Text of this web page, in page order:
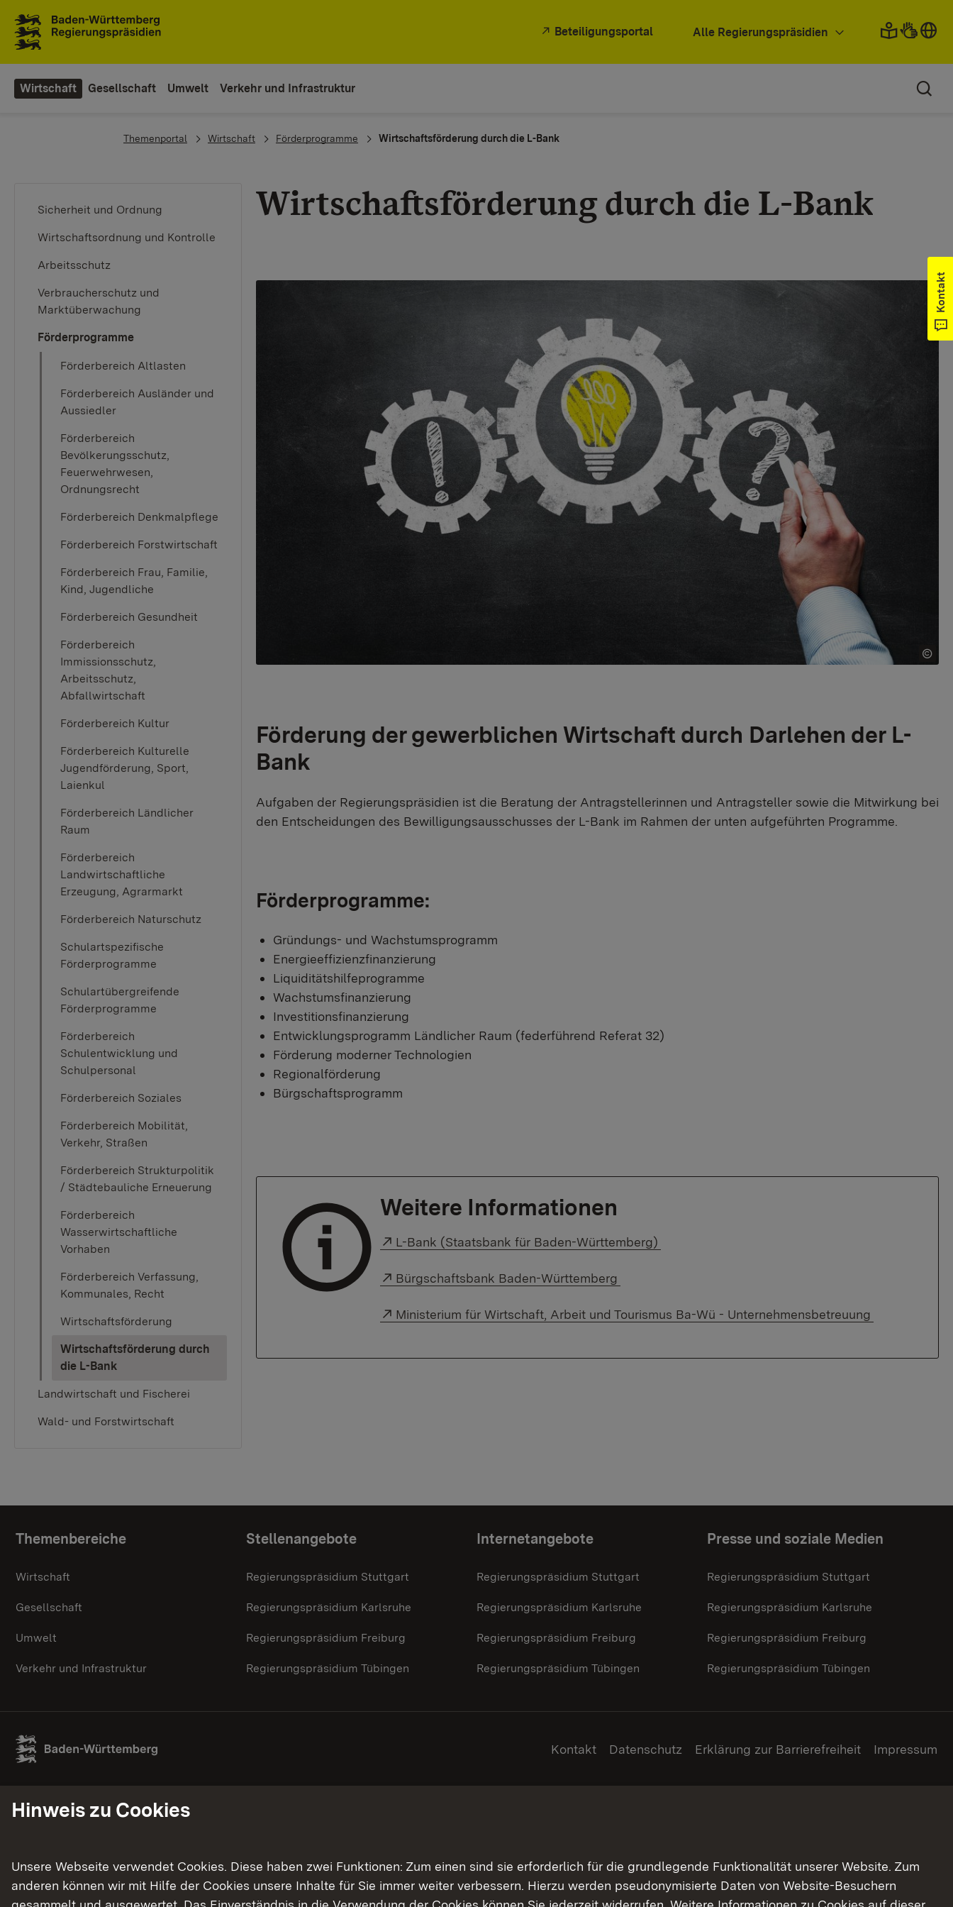
Beteiligungsportal Alle Regierungspräsidien
Wirtschaft Gesellschaft Umwelt Verkehr und Infrastruktur
You are here:
Themenportal Wirtschaft Förderprogramme Wirtschaftsförderung durch die L-Bank
Sicherheit und Ordnung
Wirtschaftsordnung und Kontrolle
Arbeitsschutz
Verbraucherschutz und
Marktüberwachung
Förderprogramme
Förderbereich Altlasten
Förderbereich Ausländer und
Aussiedler
Förderbereich
Bevölkerungsschutz,
Feuerwehrwesen,
Ordnungsrecht
Förderbereich Denkmalpflege
Förderbereich Forstwirtschaft
Förderbereich Frau, Familie,
Kind, Jugendliche
Förderbereich Gesundheit
Förderbereich
Immissionsschutz,
Arbeitsschutz,
Abfallwirtschaft
Förderbereich Kultur
Förderbereich Kulturelle
Jugendförderung, Sport,
Laienkul
Förderbereich Ländlicher
Raum
Förderbereich
Landwirtschaftliche
Erzeugung, Agrarmarkt
Förderbereich Naturschutz
Schulartspezifische
Förderprogramme
Schulartübergreifende
Förderprogramme
Förderbereich
Schulentwicklung und
Schulpersonal
Förderbereich Soziales
Förderbereich Mobilität,
Verkehr, Straßen
Förderbereich Strukturpolitik
/ Städtebauliche Erneuerung
Förderbereich
Wasserwirtschaftliche
Vorhaben
Förderbereich Verfassung,
Kommunales, Recht
Wirtschaftsförderung
Wirtschaftsförderung durch
die L-Bank(current)
Landwirtschaft und Fischerei
Wald- und Forstwirtschaft
Wirtschaftsförderung durch die L-Bank
Förderung der gewerblichen Wirtschaft durch Darlehen der L-
Bank
Aufgaben der Regierungspräsidien ist die Beratung der Antragstellerinnen und Antragsteller sowie die Mitwirkung bei
den Entscheidungen des Bewilligungsausschusses der L-Bank im Rahmen der unten aufgeführten Programme.
Förderprogramme:
Gründungs- und Wachstumsprogramm
Energieeffizienzfinanzierung
Liquiditätshilfeprogramme
Wachstumsfinanzierung
Investitionsfinanzierung
Entwicklungsprogramm Ländlicher Raum (federführend Referat 32)
Förderung moderner Technologien
Regionalförderung
Bürgschaftsprogramm
Weitere Informationen
Externer Link:
L-Bank (Staatsbank für Baden-Württemberg)
Externer Link:
Bürgschaftsbank Baden-Württemberg
Externer Link:
Ministerium für Wirtschaft, Arbeit und Tourismus Ba-Wü - Unternehmensbetreuung
Kontakt
Themenübersicht
Themenbereiche
Wirtschaft
Gesellschaft
Umwelt
Verkehr und Infrastruktur
Stellenangebote
Regierungspräsidium Stuttgart
Regierungspräsidium Karlsruhe
Regierungspräsidium Freiburg
Regierungspräsidium Tübingen
Internetangebote
Regierungspräsidium Stuttgart
Regierungspräsidium Karlsruhe
Regierungspräsidium Freiburg
Regierungspräsidium Tübingen
Presse und soziale Medien
Regierungspräsidium Stuttgart
Regierungspräsidium Karlsruhe
Regierungspräsidium Freiburg
Regierungspräsidium Tübingen
Kontakt Datenschutz Erklärung zur Barrierefreiheit Impressum
Hinweis zu Cookies
Unsere Webseite verwendet Cookies. Diese haben zwei Funktionen: Zum einen sind sie erforderlich für die grundlegende Funktionalität unserer Website. Zum
anderen können wir mit Hilfe der Cookies unsere Inhalte für Sie immer weiter verbessern. Hierzu werden pseudonymisierte Daten von Website-Besuchern